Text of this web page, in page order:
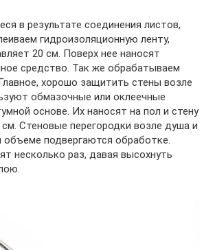
в результате соединения листов,
гидроизоляционную ленту,
20 см. Поверх нее наносят
средство. Так же обрабатываем
хорошо защитить стены возле
обмазочные или оклеечные
основе. Их наносят на пол и стену
Стеновые перегородки возле душа и
объеме подвергаются обработке.
несколько раз, давая высохнуть